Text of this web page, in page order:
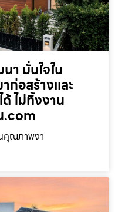
า มั่นใจใน
ก่อสร้างและ
ไม่ทิ้งงาน
.com
คุณภาพงา